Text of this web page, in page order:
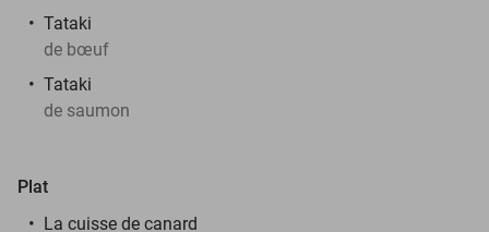
Tataki
de bœuf
Tataki
de saumon
Plat
La cuisse de canard